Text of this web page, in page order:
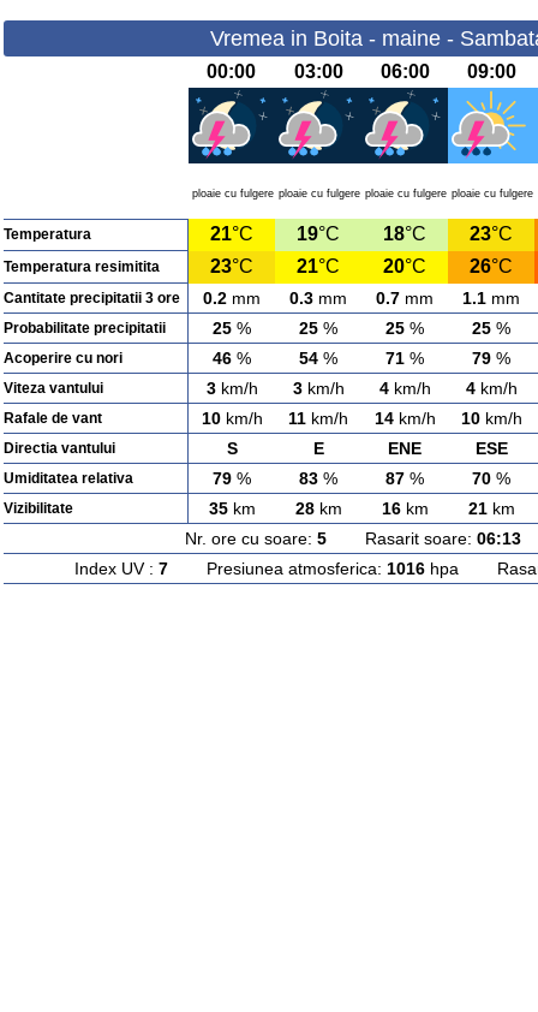
Vremea in Boita - maine -
00:00 03:00 06:00 09:00
ploaie cu fulgere ploaie cu fulgere ploaie cu fulgere ploaie cu fulgere
Temperatura 21°C 19°C 18°C 23°C
Temperatura resimitita 23°C 21°C 20°C 26°C
Cantitate precipitatii 3 ore 0.2 mm 0.3 mm 0.7 mm 1.1 mm
Probabilitate precipitatii 25 % 25 % 25 % 25 %
Acoperire cu nori 46 % 54 % 71 % 79 %
Viteza vantului 3km/h 3km/h 4km/h 4km/h
Rafale de vant 10km/h 11 km/h 14km/h 10km/h
Directia vantului S E ENE ESE
Umiditatea relativa 79 % 83 % 87 % 70 %
Vizibilitate 35km 28km 16km 21km
Nr. ore cu soare: 5Rasarit soare: 06:13
Index UV : 7Presiunea atmosferica: 1016hpa